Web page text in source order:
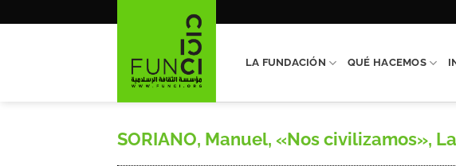
LA FUNDACIÓN QUÉ HACEMOS
SORIANO, Manuel, «Nos civilizamos»,